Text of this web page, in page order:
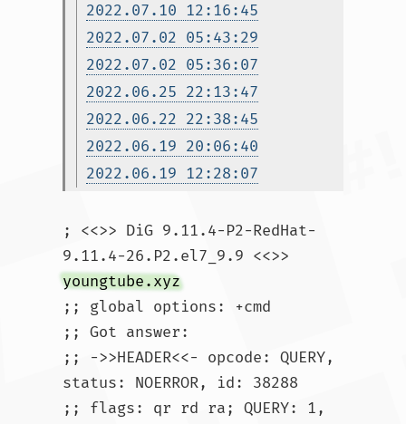
2022.07.10 12:16:45
2022.07.02 05:43:29
2022.07.02 05:36:07
2022.06.25 22:13:47
2022.06.22 22:38:45
2022.06.19 20:06:40
2022.06.19 12:28:07
; <<>> DiG 9.11.4-P2-RedHat-
9.11.4-26.P2.el7_9.9 <<>>
youngtube.xyz
;; global options: +cmd
;; Got answer:
;; ->>HEADER<<- opcode: QUERY,
status: NOERROR, id: 38288
;; flags: qr rd ra; QUERY: 1,